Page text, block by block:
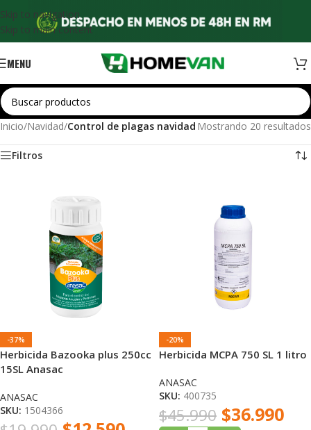
Skip to navigation
Skip to main content
MENU
Inicio/Navidad/Control de plagas navidad Mostrando 20 resultados
Filtros
-37%
Herbicida Bazooka plus 250cc
15SL Anasac
ANASAC
SKU: 1504366
-20%
Herbicida MCPA 750 SL 1 litro
ANASAC
SKU: 400735
$45.990 $36.990